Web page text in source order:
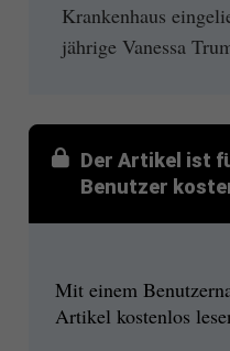
Krankenhaus
jährige Vanessa
Der Artikel ist
Benutzer
Mit einem
Artikel kostenlos